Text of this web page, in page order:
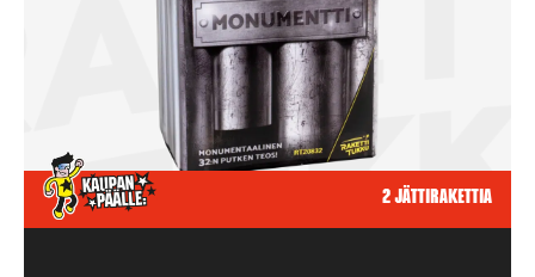
2 jättirakettia